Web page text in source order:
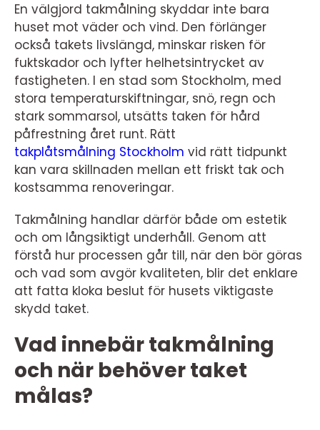
En välgjord takmålning skyddar inte bara
huset mot väder och vind. Den förlänger
också takets livslängd, minskar risken för
fuktskador och lyfter helhetsintrycket av
fastigheten. I en stad som Stockholm, med
stora temperaturskiftningar, snö, regn och
stark sommarsol, utsätts taken för hård
påfrestning året runt. Rätt
takplåtsmålning Stockholm vid rätt tidpunkt
kan vara skillnaden mellan ett friskt tak och
kostsamma renoveringar.
Takmålning handlar därför både om estetik
och om långsiktigt underhåll. Genom att
förstå hur processen går till, när den bör göras
och vad som avgör kvaliteten, blir det enklare
att fatta kloka beslut för husets viktigaste
skydd taket.
Vad innebär takmålning
och när behöver taket
målas?